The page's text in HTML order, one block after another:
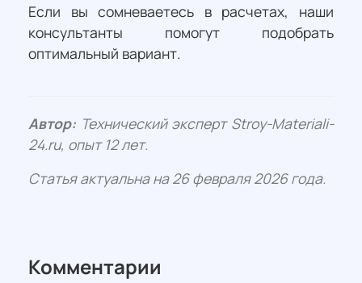
Если вы сомневаетесь в расчетах, наши
консультанты помогут подобрать
оптимальный вариант.
Автор: Технический эксперт Stroy-Materiali-
24.ru, опыт 12 лет.
Статья актуальна на 26 февраля 2026 года.
Комментарии